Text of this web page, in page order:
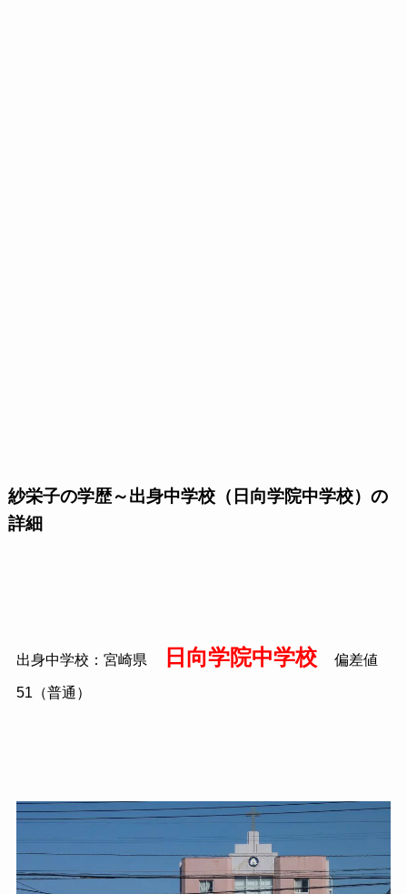
紗栄子の学歴～出身中学校（日向学院中学校）の
詳細
出身中学校：宮崎県 日向学院中学校 偏差値
51（普通）